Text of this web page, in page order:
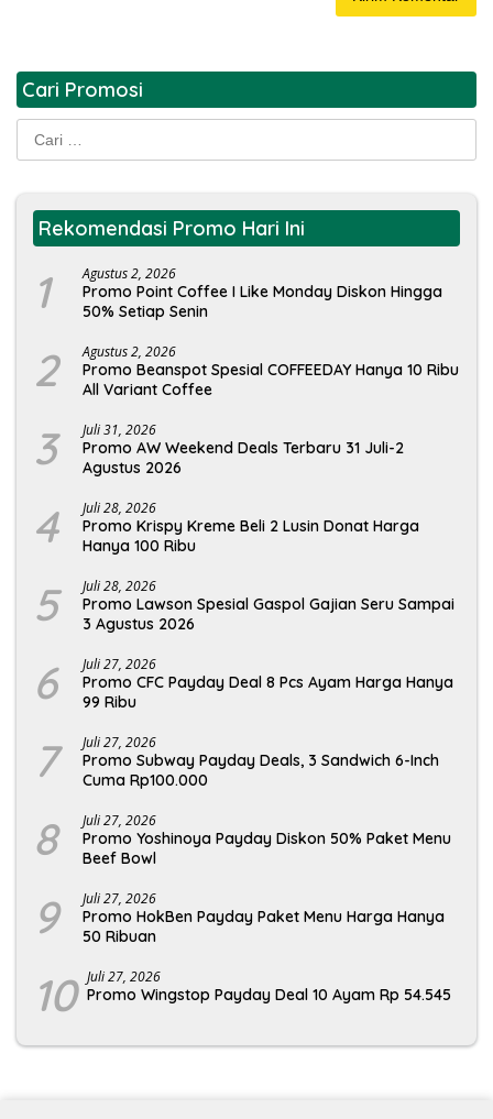
Cari Promosi
Cari
untuk:
Rekomendasi Promo Hari Ini
1 Agustus 2, 2026
Promo Point Coffee I Like Monday Diskon Hingga
50% Setiap Senin
2 Agustus 2, 2026
Promo Beanspot Spesial COFFEEDAY Hanya 10 Ribu
All Variant Coffee
3 Juli 31, 2026
Promo AW Weekend Deals Terbaru 31 Juli-2
Agustus 2026
4 Juli 28, 2026
Promo Krispy Kreme Beli 2 Lusin Donat Harga
Hanya 100 Ribu
5 Juli 28, 2026
Promo Lawson Spesial Gaspol Gajian Seru Sampai
3 Agustus 2026
6 Juli 27, 2026
Promo CFC Payday Deal 8 Pcs Ayam Harga Hanya
99 Ribu
7 Juli 27, 2026
Promo Subway Payday Deals, 3 Sandwich 6-Inch
Cuma Rp100.000
8 Juli 27, 2026
Promo Yoshinoya Payday Diskon 50% Paket Menu
Beef Bowl
9 Juli 27, 2026
Promo HokBen Payday Paket Menu Harga Hanya
50 Ribuan
10 Juli 27, 2026
Promo Wingstop Payday Deal 10 Ayam Rp 54.545